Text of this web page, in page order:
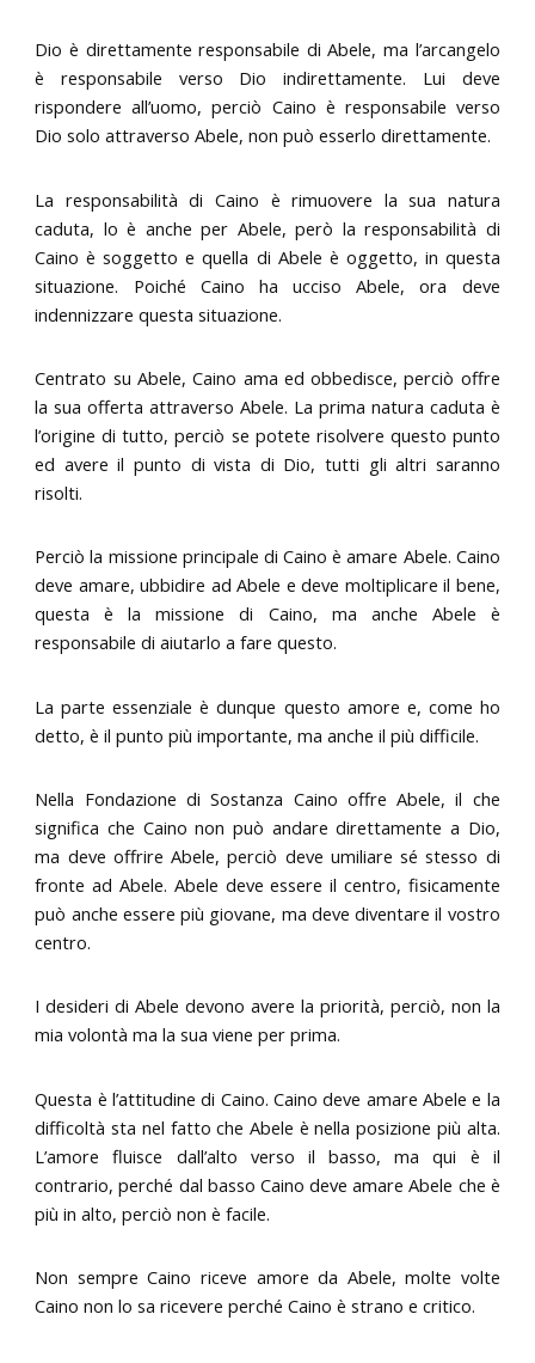
Dio è direttamente responsabile di Abele, ma l’arcangelo
è responsabile verso Dio indirettamente. Lui deve
rispondere all’uomo, perciò Caino è responsabile verso
Dio solo attraverso Abele, non può esserlo direttamente.
La responsabilità di Caino è rimuovere la sua natura
caduta, lo è anche per Abele, però la responsabilità di
Caino è soggetto e quella di Abele è oggetto, in questa
situazione. Poiché Caino ha ucciso Abele, ora deve
indennizzare questa situazione.
Centrato su Abele, Caino ama ed obbedisce, perciò offre
la sua offerta attraverso Abele. La prima natura caduta è
l’origine di tutto, perciò se potete risolvere questo punto
ed avere il punto di vista di Dio, tutti gli altri saranno
risolti.
Perciò la missione principale di Caino è amare Abele. Caino
deve amare, ubbidire ad Abele e deve moltiplicare il bene,
questa è la missione di Caino, ma anche Abele è
responsabile di aiutarlo a fare questo.
La parte essenziale è dunque questo amore e, come ho
detto, è il punto più importante, ma anche il più difficile.
Nella Fondazione di Sostanza Caino offre Abele, il che
significa che Caino non può andare direttamente a Dio,
ma deve offrire Abele, perciò deve umiliare sé stesso di
fronte ad Abele. Abele deve essere il centro, fisicamente
può anche essere più giovane, ma deve diventare il vostro
centro.
I desideri di Abele devono avere la priorità, perciò, non la
mia volontà ma la sua viene per prima.
Questa è l’attitudine di Caino. Caino deve amare Abele e la
difficoltà sta nel fatto che Abele è nella posizione più alta.
L’amore fluisce dall’alto verso il basso, ma qui è il
contrario, perché dal basso Caino deve amare Abele che è
più in alto, perciò non è facile.
Non sempre Caino riceve amore da Abele, molte volte
Caino non lo sa ricevere perché Caino è strano e critico.